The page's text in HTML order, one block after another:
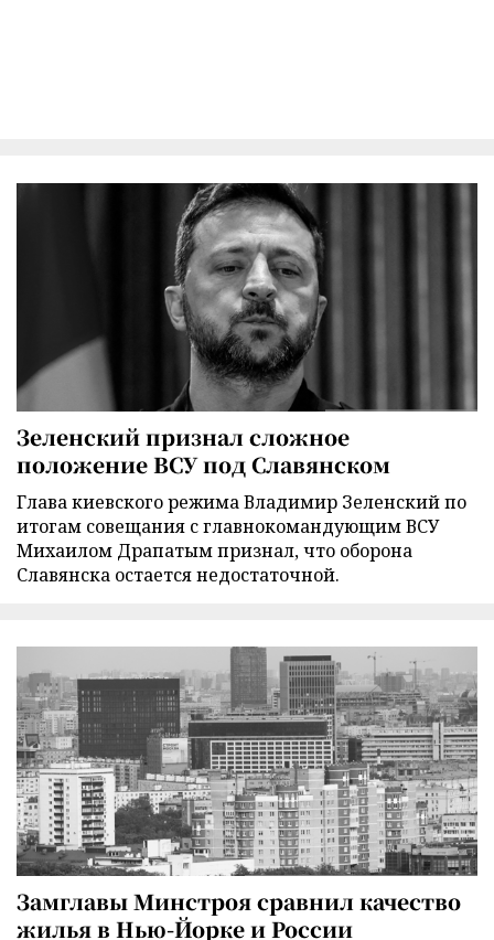
Зеленский признал сложное
положение ВСУ под Славянском
Глава киевского режима Владимир Зеленский по
итогам совещания с главнокомандующим ВСУ
Михаилом Драпатым признал, что оборона
Славянска остается недостаточной.
Замглавы Минстроя сравнил качество
жилья в Нью-Йорке и России